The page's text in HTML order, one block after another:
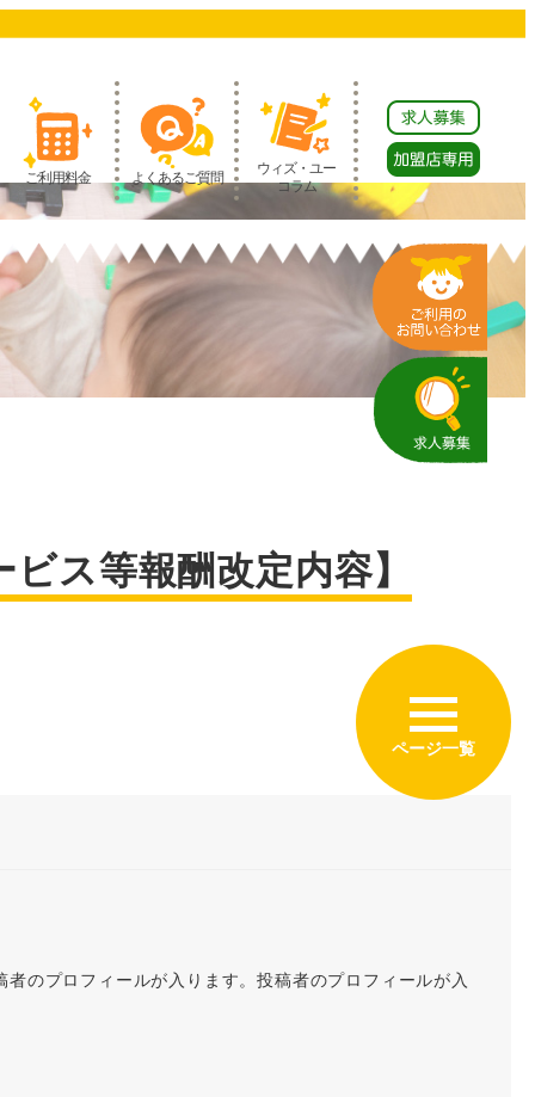
ご利用料金 よくあるご質問
ウィズ・ユー
コラム
ス等報酬改定内容】
のプロフィールが入ります。投稿者のプロフィールが入